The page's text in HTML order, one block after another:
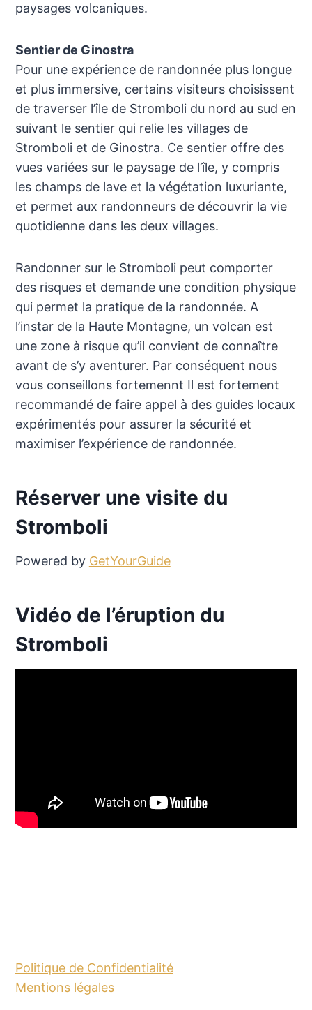
paysages volcaniques.
Sentier de Ginostra
Pour une expérience de randonnée plus longue
et plus immersive, certains visiteurs choisissent
de traverser l’île de Stromboli du nord au sud en
suivant le sentier qui relie les villages de
Stromboli et de Ginostra. Ce sentier offre des
vues variées sur le paysage de l’île, y compris
les champs de lave et la végétation luxuriante,
et permet aux randonneurs de découvrir la vie
quotidienne dans les deux villages.
Randonner sur le Stromboli peut comporter
des risques et demande une condition physique
qui permet la pratique de la randonnée. A
l’instar de la Haute Montagne, un volcan est
une zone à risque qu’il convient de connaître
avant de s’y aventurer. Par conséquent nous
vous conseillons fortemennt Il est fortement
recommandé de faire appel à des guides locaux
expérimentés pour assurer la sécurité et
maximiser l’expérience de randonnée.
Réserver une visite du
Stromboli
Powered by GetYourGuide
Vidéo de l’éruption du
Stromboli
Politique de Confidentialité
Mentions légales